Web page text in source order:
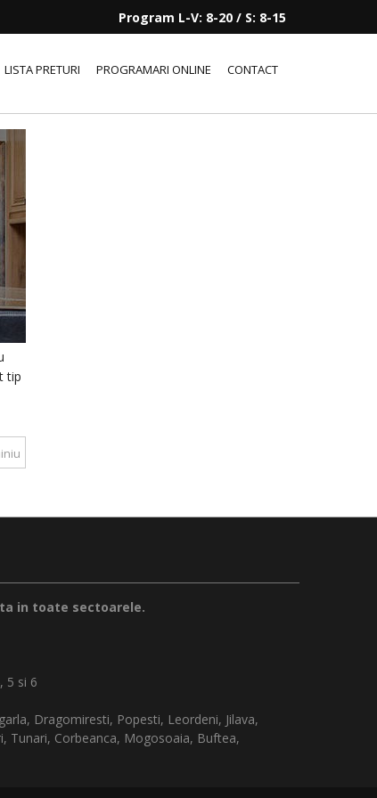
Program L-V: 8-20 / S: 8-15
LISTA PRETURI PROGRAMARI ONLINE CONTACT
tip
in toate sectoarele.
5 si 6
Dragomiresti, Popesti, Leordeni, Jilava,
Tunari, Corbeanca, Mogosoaia, Buftea,